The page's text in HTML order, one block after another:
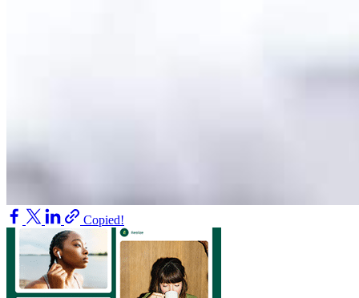
Copied!